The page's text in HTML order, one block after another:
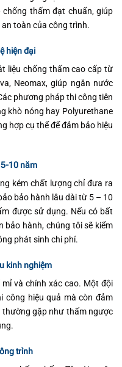
chống thấm đạt chuẩn, giúp
toàn của công trình.
hiện đại
liệu chống thấm cao cấp từ
Neomax, giúp ngăn nước
phương pháp thi công tiên
khò nóng hay Polyurethane
hợp cụ thể để đảm bảo hiệu
10 năm
kém chất lượng chỉ đưa ra
bảo hành lâu dài từ 5 – 10
được sử dụng. Nếu có bất
bảo hành, chúng tôi sẽ kiểm
phát sinh chi phí.
kinh nghiệm
và chính xác cao. Một đội
công hiệu quả mà còn đảm
thường gặp như thấm ngược
trình